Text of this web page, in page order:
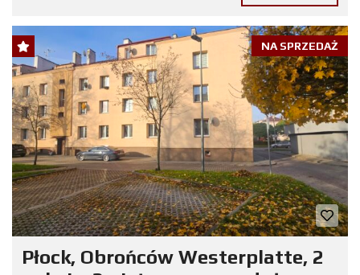
NA SPRZEDAŻ
Płock, Obrońców Westerplatte, 2